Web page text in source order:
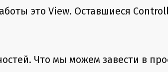
это View. Оставшиеся
Что мы можем завести в